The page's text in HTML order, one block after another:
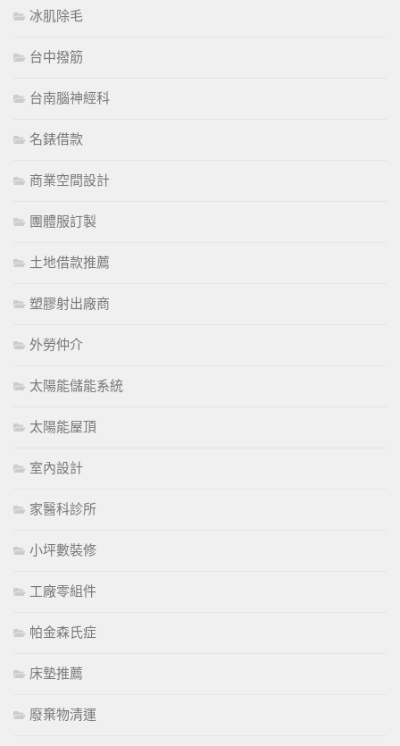
冰肌除毛
台中撥筋
台南腦神經科
名錶借款
商業空間設計
團體服訂製
土地借款推薦
塑膠射出廠商
外勞仲介
太陽能儲能系統
太陽能屋頂
室內設計
家醫科診所
小坪數裝修
工廠零組件
帕金森氏症
床墊推薦
廢棄物清運